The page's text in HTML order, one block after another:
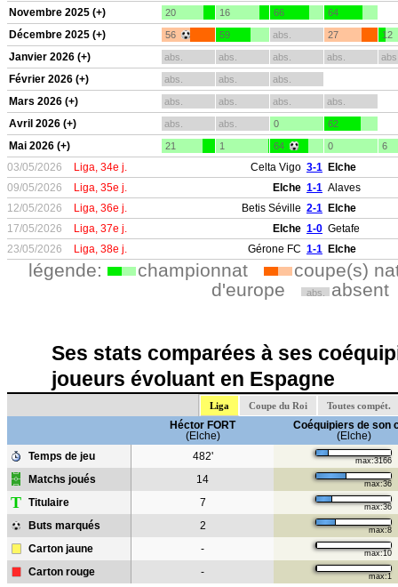
Novembre 2025 (+) 20 16 66 64
Décembre 2025 (+) 56 59 abs. 27 12
Janvier 2026 (+) abs. abs. abs. abs.
Février 2026 (+) abs. abs. abs.
Mars 2026 (+) abs. abs. abs. abs.
Avril 2026 (+) abs. abs. 0 62
Mai 2026 (+) 21 1 64 0 6
03/05/2026 Liga, 34e j. Celta Vigo 3-1 Elche
09/05/2026
Liga, 35e j. Elche 1-1 Alaves
12/05/2026
Liga, 36e j. Betis Séville 2-1 Elche
17/05/2026
Liga, 37e j. Elche 1-0 Getafe
23/05/2026
Liga, 38e j. Gérone FC 1-1 Elche
légende: championnat
coupe(s)
d'europe
abs. absent
Ses stats comparées à ses
joueurs évoluant en Espagne
Liga Coupe du Roi Toutes compét.
Héctor FORT
(Elche)
Coéquipiers de son
(Elche)
Temps de jeu
482' max:3166
Matchs joués 14 max:36
T Titulaire 7 max:36
Buts marqués 2 max:8
Carton jaune - max:10
Carton rouge - max:1